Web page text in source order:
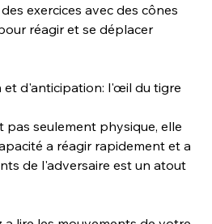
exercices avec des cônes
réagir et se déplacer
et d'anticipation: l'œil du tigre
pas seulement physique, elle
a réagir rapidement et a
de l'adversaire est un atout